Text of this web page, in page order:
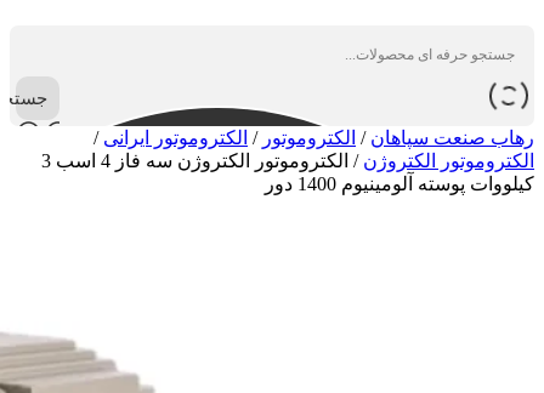
رهاب صنعت سپاهان / الکتروموتور / الکتروموتور ایرانی /
الکتروموتور الکتروژن /
الکتروموتور الکتروژن سه فاز 4 اسب 3
کیلووات پوسته آلومینیوم 1400 دور